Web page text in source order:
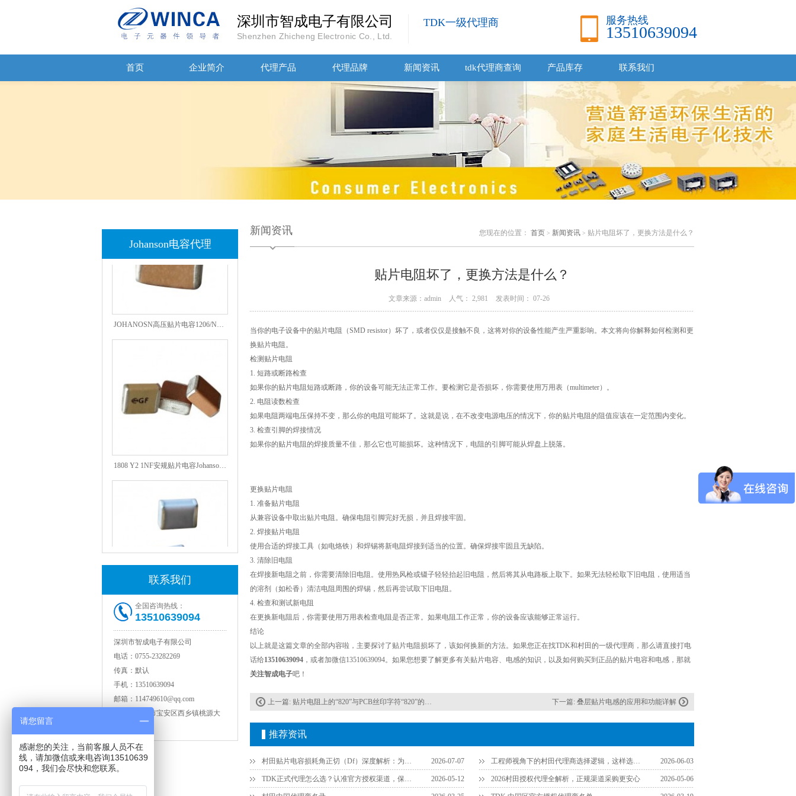
深圳市智成电子有限公司
Shenzhen Zhicheng Electronic Co., Ltd.
TDK一级代理商 服务热线
13510639094
首页 企业简介 代理产品 代理品牌 新闻资讯 tdk代理商查询 产品库存 联系我们
Johanson电容代理
JOHANSON代理商供应贴片电容500R07S2R2BV4T
JOHANOSN高压贴片电容1206/NPO/1000V/220PF/J档封装
1808 Y2 1NF安规贴片电容Johanson品牌
NPO高压贴片电容1808 3KV 100PF J
联系我们
全国咨询热线：
13510639094
深圳市智成电子有限公司
电话： 0755-23282269
传真： 默认
手机： 13510639094
邮箱： 114749610@qq.com
深圳市宝安区西乡镇桃源大
新闻资讯 您现在的位置： 首页 > 新闻资讯 > 贴片电阻坏了，更换方法是什么？
贴片电阻坏了，更换方法是什么？
文章来源：admin 人气： 2,981 发表时间： 07-26
当你的电子设备中的贴片电阻（SMD resistor）坏了，或者仅仅是接触不良，这将对你的设备性能产生严重影响。本文将向你解释如何检测和更
换贴片电阻。
检测贴片电阻
1. 短路或断路检查
如果你的贴片电阻短路或断路，你的设备可能无法正常工作。要检测它是否损坏，你需要使用万用表（multimeter）。
2. 电阻读数检查
如果电阻两端电压保持不变，那么你的电阻可能坏了。这就是说，在不改变电源电压的情况下，你的贴片电阻的阻值应该在一定范围内变化。
3. 检查引脚的焊接情况
如果你的贴片电阻的焊接质量不佳，那么它也可能损坏。这种情况下，电阻的引脚可能从焊盘上脱落。
更换贴片电阻
1. 准备贴片电阻
从兼容设备中取出贴片电阻。确保电阻引脚完好无损，并且焊接牢固。
2. 焊接贴片电阻
使用合适的焊接工具（如电烙铁）和焊锡将新电阻焊接到适当的位置。确保焊接牢固且无缺陷。
3. 清除旧电阻
在焊接新电阻之前，你需要清除旧电阻。使用热风枪或镊子轻轻抬起旧电阻，然后将其从电路板上取下。如果无法轻松取下旧电阻，使用适当
的溶剂（如松香）清洁电阻周围的焊锡，然后再尝试取下旧电阻。
4. 检查和测试新电阻
在更换新电阻后，你需要使用万用表检查电阻是否正常。如果电阻工作正常，你的设备应该能够正常运行。
结论
以上就是这篇文章的全部内容啦，主要探讨了贴片电阻损坏了，该如何换新的方法。如果您正在找TDK和村田的一级代理商，那么请直接打电
话给13510639094 ，或者加微信13510639094。如果您想要了解更多有关贴片电容、电感的知识，以及如何购买到正品的贴片电容和电感，那就
关注智成电子吧！
上一篇: 贴片电阻上的“820”与PCB丝印字符“820”的区别 下一篇: 叠层贴片电感的应用和功能详解
推荐资讯
村田贴片电容损耗角正切（Df）深度解析：为什么说它是衡量品质的关键参数？ 2026-07-07 工程师视角下的村田代理商选择逻辑，这样选少走弯路 2026-06-03
TDK正式代理怎么选？认准官方授权渠道，保障供应链安全 2026-05-12 2026村田授权代理全解析，正规渠道采购更安心 2026-05-06
请您留言
感谢您的关注，当前客服人员不在
线，请加微信或来电咨询13510639
094，我们会尽快和您联系。